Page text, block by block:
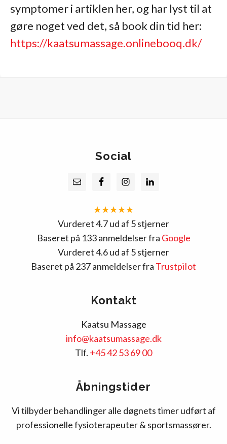
symptomer i artiklen her, og har lyst til at
gøre noget ved det, så book din tid her:
https://kaatsumassage.onlinebooq.dk/
Social
★★★★★
Vurderet 4.7 ud af 5 stjerner
Baseret på 133 anmeldelser fra Google
Vurderet 4.6 ud af 5 stjerner
Baseret på 237 anmeldelser fra TrustpiIot
Kontakt
Kaatsu Massage
info@kaatsumassage.dk
Tlf. +45 42 53 69 00
Åbningstider
Vi tilbyder behandlinger alle døgnets timer udført af
professionelle fysioterapeuter & sportsmassører.